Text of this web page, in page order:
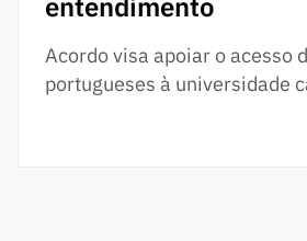
Acordo visa apoiar o acesso
portugueses à universidade